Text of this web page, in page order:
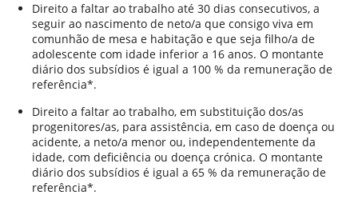
Direito a faltar ao trabalho até 30 dias consecutivos, a
seguir ao nascimento de neto/a que consigo viva em
comunhão de mesa e habitação e que seja filho/a de
adolescente com idade inferior a 16 anos. O montante
diário dos subsídios é igual a 100 % da remuneração de
referência*.
Direito a faltar ao trabalho, em substituição dos/as
progenitores/as, para assistência, em caso de doença ou
acidente, a neto/a menor ou, independentemente da
idade, com deficiência ou doença crónica. O montante
diário dos subsídios é igual a 65 % da remuneração de
referência*.